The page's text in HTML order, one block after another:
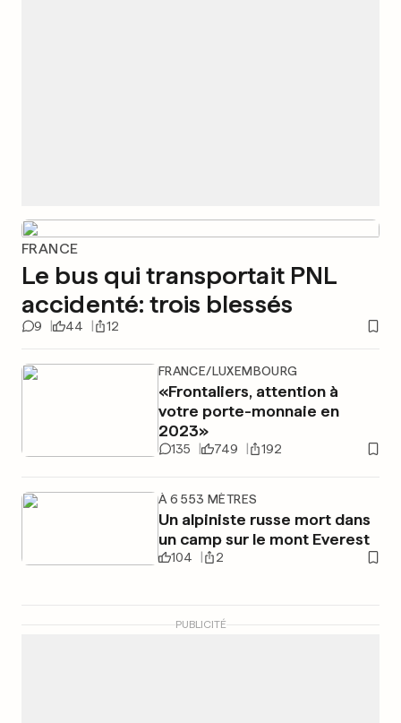
FRANCE
Le bus qui transportait PNL
accidenté: trois blessés
9 44 12
FRANCE/LUXEMBOURG
«Frontaliers, attention à
votre porte-monnaie en
2023»
135 749 192
À 6 553 MÈTRES
Un alpiniste russe mort dans
un camp sur le mont Everest
104 2
PUBLICITÉ